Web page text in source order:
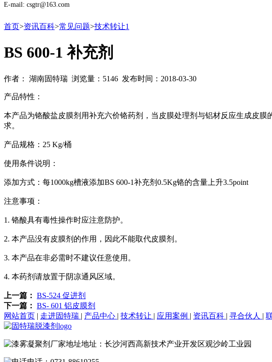
E-mail: csgtr@163.com
首页>资讯百科>常见问题>技术转让1
BS 600-1 补充剂
作者： 湖南固特瑞 浏览量：5146 发布时间：2018-03-30
产品特性：
本产品为铬酸盐皮膜剂用补充六价铬药剂，当皮膜处理剂与铝材反应生成皮
求。
产品规格：25 Kg/桶
使用条件说明：
添加方式：每1000kg槽液添加BS 600-1补充剂0.5Kg铬的含量上升3.5point
注意事项：
1. 铬酸具有毒性操作时应注意防护。
2. 本产品没有皮膜剂的作用，因此不能取代皮膜剂。
3. 本产品在非必需时不建议任意使用。
4. 本药剂请放置于阴凉通风区域。
上一篇： BS-524 促进剂
下一篇： BS- 601 铝皮膜剂
网站首页 | 走进固特瑞 | 产品中心 | 技术转让 | 应用案例 | 资讯百科 | 寻合伙人 |
地址：长沙河西高新技术产业开发区观沙岭工业园